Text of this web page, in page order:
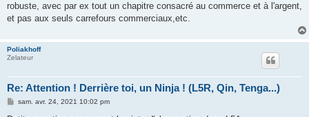
robuste, avec par ex tout un chapitre consacré au commerce et à l'argent,
et pas aux seuls carrefours commerciaux,etc.
Poliakhoff
Zelateur
Re: Attention ! Derrière toi, un Ninja ! (L5R, Qin, Tenga...)
Msam. avr. 24, 2021 10:02 pm